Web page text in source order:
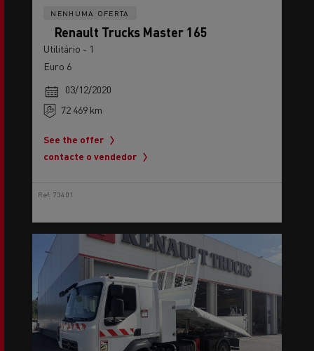
NENHUMA OFERTA
Renault Trucks Master 165
Utilitário - 1
Euro 6
03/12/2020
72 469 km
See the offer
contacte o vendedor
Ref: 73401